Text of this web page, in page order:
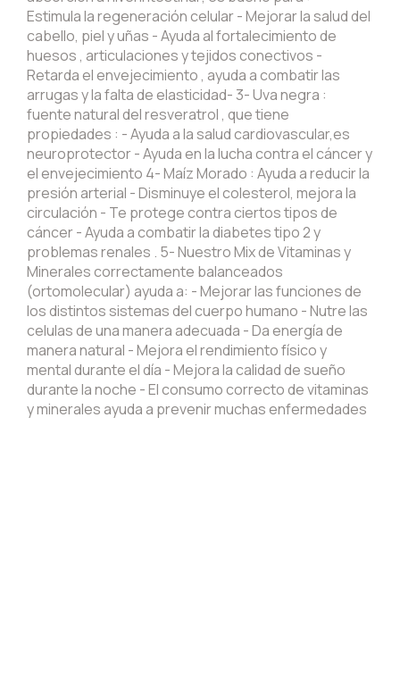
Estimula la regeneración celular - Mejorar la salud del
cabello, piel y uñas - Ayuda al fortalecimiento de
huesos , articulaciones y tejidos conectivos -
Retarda el envejecimiento , ayuda a combatir las
arrugas y la falta de elasticidad- 3- Uva negra :
fuente natural del resveratrol , que tiene
propiedades : - Ayuda a la salud cardiovascular,es
neuroprotector - Ayuda en la lucha contra el cáncer y
el envejecimiento 4- Maíz Morado : Ayuda a reducir la
presión arterial - Disminuye el colesterol, mejora la
circulación - Te protege contra ciertos tipos de
cáncer - Ayuda a combatir la diabetes tipo 2 y
problemas renales . 5- Nuestro Mix de Vitaminas y
Minerales correctamente balanceados
(ortomolecular) ayuda a: - Mejorar las funciones de
los distintos sistemas del cuerpo humano - Nutre las
celulas de una manera adecuada - Da energía de
manera natural - Mejora el rendimiento físico y
mental durante el día - Mejora la calidad de sueño
durante la noche - El consumo correcto de vitaminas
y minerales ayuda a prevenir muchas enfermedades